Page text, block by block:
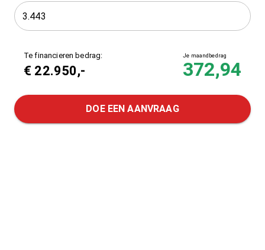
Te financieren bedrag:
€ 22.950,-
Je maandbedrag
372,94
DOE EEN AANVRAAG